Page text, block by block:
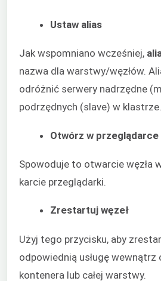
Ustaw alias
Jak wspomniano wcześniej,
nazwa dla warstwy/węzłów.
odróżnić serwery nadrzędne
podrzędnych (slave) w klastrze.
Otwórz w przeglądarce
Spowoduje to otwarcie węzła
karcie przeglądarki.
Zrestartuj węzeł
Użyj tego przycisku, aby
odpowiednią usługę wewnątrz
kontenera lub całej warstwy.